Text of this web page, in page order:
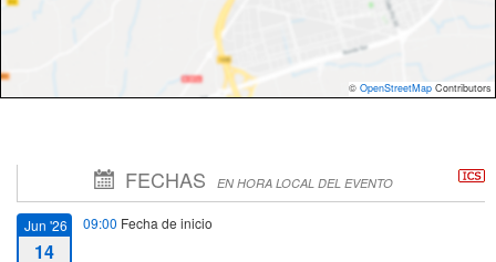
© OpenStreetMap Contributors
FECHAS EN HORA LOCAL DEL EVENTO
Jun '26
14
09:00 Fecha de inicio